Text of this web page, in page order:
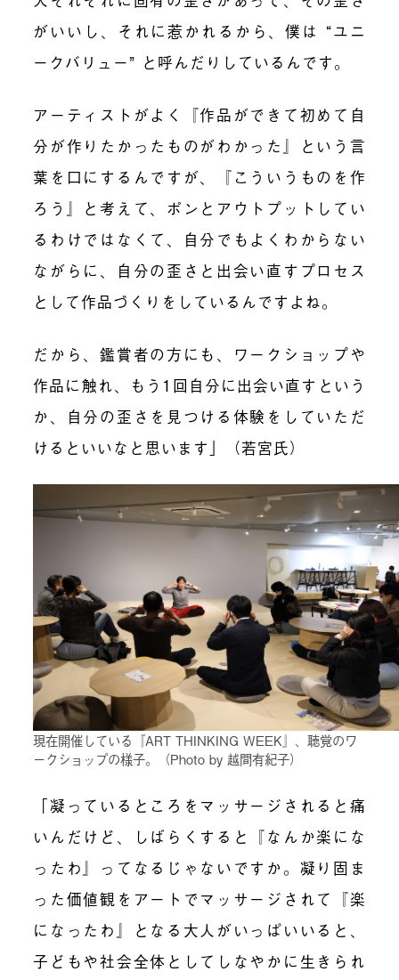
がいいし、それに惹かれるから、僕は “ユニ
ークバリュー” と呼んだりしているんです。
アーティストがよく『作品ができて初めて自
分が作りたかったものがわかった』という言
葉を口にするんですが、『こういうものを作
ろう』と考えて、ポンとアウトプットしてい
るわけではなくて、自分でもよくわからない
ながらに、自分の歪さと出会い直すプロセス
として作品づくりをしているんですよね。
だから、鑑賞者の方にも、ワークショップや
作品に触れ、もう1回自分に出会い直すという
か、自分の歪さを見つける体験をしていただ
けるといいなと思います」（若宮氏）
現在開催している『ART THINKING WEEK』、聴覚のワ
ークショップの様子。（Photo by 越間有紀子）
「凝っているところをマッサージされると痛
いんだけど、しばらくすると『なんか楽にな
ったわ』ってなるじゃないですか。凝り固ま
った価値観をアートでマッサージされて『楽
になったわ』となる大人がいっぱいいると、
子どもや社会全体としてしなやかに生きられ